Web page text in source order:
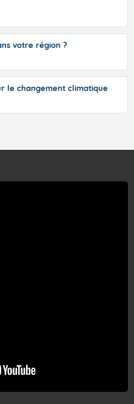
votre région ?
le changement climatique